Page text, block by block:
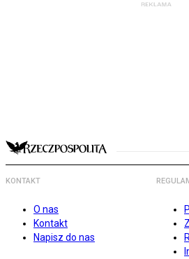
KONTAKT
O nas
Kontakt
Napisz do nas